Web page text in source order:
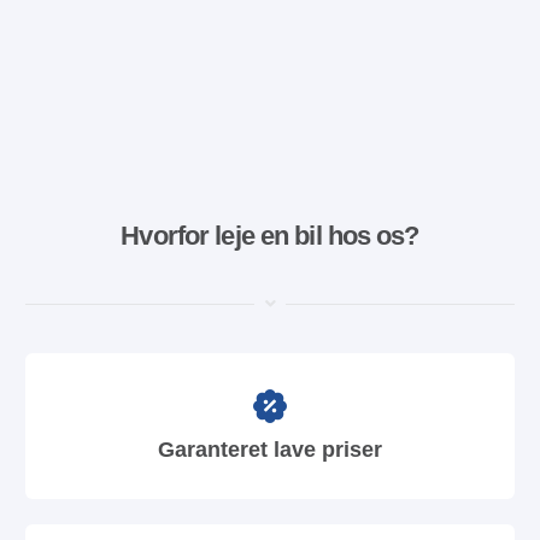
Hvorfor leje en bil hos os?
Garanteret lave priser